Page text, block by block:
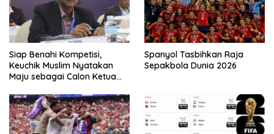
Siap Benahi Kompetisi,
Keuchik Muslim Nyatakan
Maju sebagai Calon Ketua
Spanyol Tasbihkan Raja
Sepakbola Dunia 2026